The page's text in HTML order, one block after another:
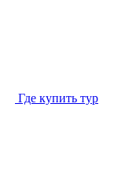
Где купить тур